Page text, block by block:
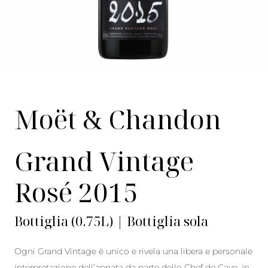
Moët & Chandon
Grand Vintage
Rosé 2015
Bottiglia (0.75L) | Bottiglia sola
Ogni Grand Vintage è unico e rivela una libera e personale